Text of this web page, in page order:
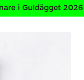
> Alla